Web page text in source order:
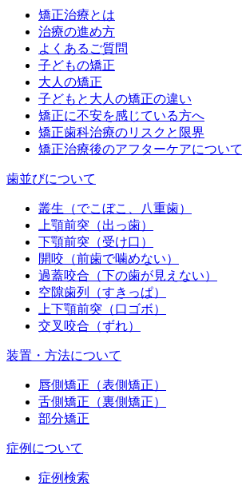
矯正治療とは
治療の進め方
よくあるご質問
子どもの矯正
大人の矯正
子どもと大人の矯正の違い
矯正に不安を感じている方へ
矯正歯科治療のリスクと限界
矯正治療後のアフターケアについて
歯並びについて
叢生（でこぼこ、八重歯）
上顎前突（出っ歯）
下顎前突（受け口）
開咬（前歯で噛めない）
過蓋咬合（下の歯が見えない）
空隙歯列（すきっぱ）
上下顎前突（口ゴボ）
交叉咬合（ずれ）
装置・方法について
唇側矯正（表側矯正）
舌側矯正（裏側矯正）
部分矯正
症例について
症例検索